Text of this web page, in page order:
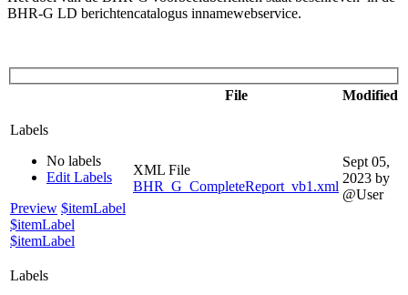
BHR-G LD berichtencatalogus innamewebservice.
File Modified
Labels
No labels
Edit Labels
Preview $itemLabel
$itemLabel
$itemLabel
XML File
BHR_G_CompleteReport_vb1.xml
Sept 05,
2023 by
@User
Labels